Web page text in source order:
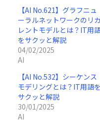
【AI No.621】グラフニュ
ーラルネットワークのリカ
レントモデルとは？IT用
をサクッと解説
04/02/2025
AI
【AI No.532】シーケンス
モデリングとは？IT用語を
サクッと解説
30/01/2025
AI